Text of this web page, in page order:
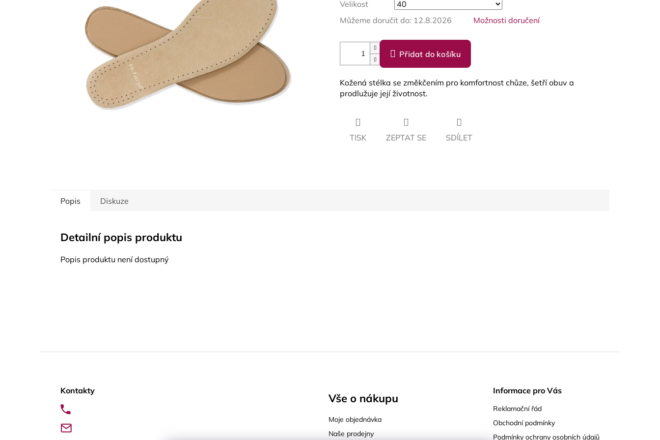
Velikost
Můžeme doručit do: 12.8.2026 Možnosti doručení
Přidat do košíku
Kožená stélka se změkčením pro komfortnost chůze, šetří obuv a
prodlužuje její životnost.
TISK ZEPTAT SE SDÍLET
Popis Diskuze
Detailní popis produktu
Popis produktu není dostupný
Kontakty
Vše o nákupu
Moje objednávka
Naše prodejny
Informace pro Vás
Reklamační řád
Obchodní podmínky
Podmínky ochrany osobních údajů